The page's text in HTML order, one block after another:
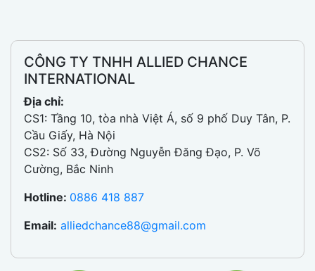
CÔNG TY TNHH ALLIED CHANCE
INTERNATIONAL
Địa chỉ:
CS1: Tầng 10, tòa nhà Việt Á, số 9 phố Duy Tân, P.
Cầu Giấy, Hà Nội
CS2: Số 33, Đường Nguyễn Đăng Đạo, P. Võ
Cường, Bắc Ninh
Hotline: 0886 418 887
Email: alliedchance88@gmail.com